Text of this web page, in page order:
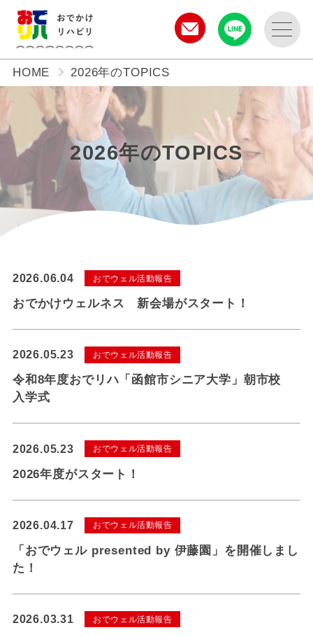
HOME 2026年のTOPICS
2026年のTOPICS
2026.06.04 おでウェル活動報告
おでかけウェルネス 新会場がスタート！
2026.05.23 おでウェル活動報告
令和8年度おでリハ「函館市シニア大学」朝市校
入学式
2026.05.23 おでウェル活動報告
2026年度がスタート！
2026.04.17 おでウェル活動報告
「おでウェル presented by 伊藤園」を開催しまし
た！
2026.03.31 おでウェル活動報告